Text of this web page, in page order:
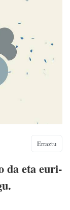
Erraztu
da eta euri-